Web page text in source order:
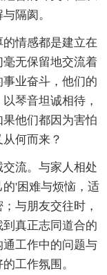
隔阂。
情感都是建立在
无保留地交流着
业奋斗，他们的
琴音坦诚相待，
他们都因为害怕
何而来？
流。与家人相处
'困难与烦恼，适
与朋友交往时，
真正志同道合的
工作中的问题与
工作氛围。